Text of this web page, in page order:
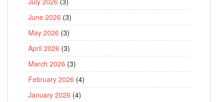
June 2026 (3)
May 2026 (3)
April 2026 (3)
March 2026 (3)
February 2026 (4)
January 2026 (4)